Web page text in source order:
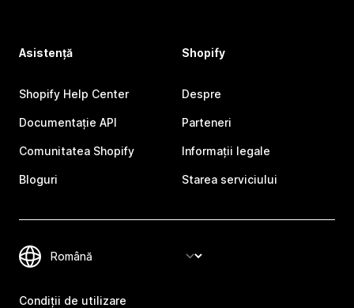
Asistență
Shopify Help Center
Documentație API
Comunitatea Shopify
Bloguri
Shopify
Despre
Parteneri
Informații legale
Starea serviciului
Condiții de utilizare